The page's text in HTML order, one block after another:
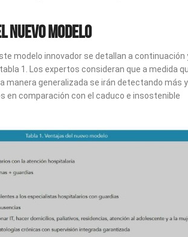
nuevo modelo
modelo innovador se detallan a continuación
tabla 1 . Los expertos consideran que a medida
manera generalizada se irán detectando más y
en comparación con el caduco e insostenible